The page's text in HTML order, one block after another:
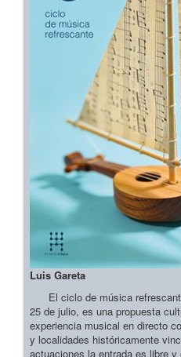
Luis Gareta
El ciclo de música
25 de julio, es una propuesta
experiencia musical en directo
y localidades históricamente
actuaciones la entrada es libre y